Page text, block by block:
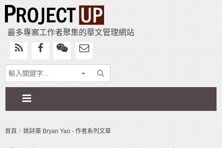
最多專案工作者聚集的華文管理網站
首頁 姚詩豪 Bryan Yao - 作者系列文章